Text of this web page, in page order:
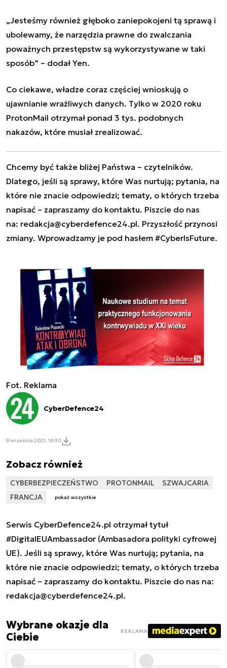
„Jesteśmy również głęboko zaniepokojeni tą sprawą i
ubolewamy, że narzędzia prawne do zwalczania
poważnych przestępstw są wykorzystywane w taki
sposób” – dodał Yen.
Co ciekawe, władze coraz częściej wnioskują o
ujawnianie wrażliwych danych. Tylko w 2020 roku
ProtonMail otrzymał ponad 3 tys. podobnych
nakazów, które musiał zrealizować.
Chcemy być także bliżej Państwa – czytelników.
Dlatego, jeśli są sprawy, które Was nurtują; pytania, na
które nie znacie odpowiedzi; tematy, o których trzeba
napisać – zapraszamy do kontaktu. Piszcie do nas
na: redakcja@cyberdefence24.pl. Przyszłość przynosi
zmiany. Wprowadzamy je pod hasłem #CyberIsFuture.
Fot. Reklama
CyberDefence24
8 września 2021, 16:30
Zobacz również
CYBERBEZPIECZEŃSTWO PROTONMAIL
SZWAJCARIA
FRANCJA
pokaż wszystkie
Serwis CyberDefence24.pl otrzymał tytuł
#DigitalEUAmbassador (Ambasadora polityki cyfrowej
UE). Jeśli są sprawy, które Was nurtują; pytania, na
które nie znacie odpowiedzi; tematy, o których trzeba
napisać – zapraszamy do kontaktu. Piszcie do nas na:
redakcja@cyberdefence24.pl.
Wybrane okazje dla
Ciebie
REKLAMA